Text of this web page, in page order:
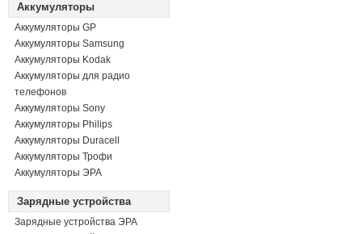
Аккумуляторы
Аккумуляторы GP
Аккумуляторы Samsung
Аккумуляторы Kodak
Аккумуляторы для радио
телефонов
Аккумуляторы Sony
Аккумуляторы Philips
Аккумуляторы Duracell
Аккумуляторы Трофи
Аккумуляторы ЭРА
Зарядные устройства
Зарядные устройства ЭРА